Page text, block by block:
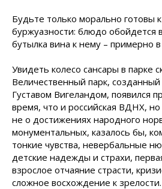
Будьте только морально готовы
буржуазности: блюдо обойдется
бутылка вина к нему – примерно
Увидеть колесо сансары в парке
Величественный парк, созданный
Густавом Вигеландом, появился
время, что и российская ВДНХ, но
не о достижениях народного
монументальных, казалось бы,
тонкие чувства, невербальные
детские надежды и страхи,
взрослое отчаяние страсти,
сложное восхождение к зрелости.